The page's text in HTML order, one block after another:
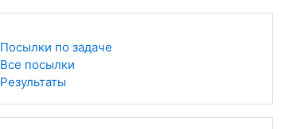
Посылки по задаче
Все посылки
Результаты